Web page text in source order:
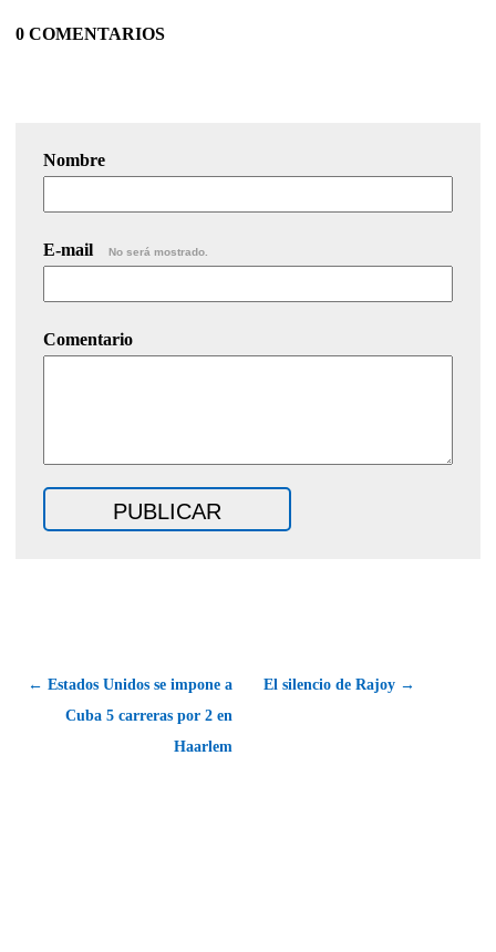
0 COMENTARIOS
Nombre
E-mail No será mostrado.
Comentario
← Estados Unidos se impone a
Cuba 5 carreras por 2 en
Haarlem
El silencio de Rajoy →